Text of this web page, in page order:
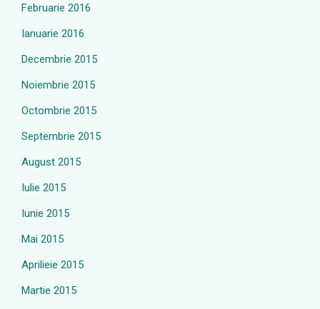
Februarie 2016
Ianuarie 2016
Decembrie 2015
Noiembrie 2015
Octombrie 2015
Septembrie 2015
August 2015
Iulie 2015
Iunie 2015
Mai 2015
Aprilieie 2015
Martie 2015